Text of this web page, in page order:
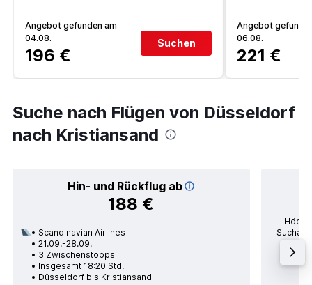
Angebot gefunden am
04.08.
196 €
Suchen
Angebot
06.08.
221 €
Suche nach Flügen von Düsseldorf
nach Kristiansand
Hin- und Rückflug ab
188 €
Scandinavian Airlines
21.09.-28.09.
3 Zwischenstopps
Insgesamt 18:20 Std.
Düsseldorf bis Kristiansand